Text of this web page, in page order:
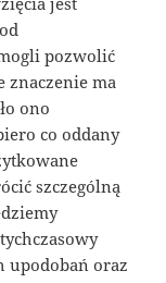
pozwolić
znaczenie ma
ono
co oddany
szczególną
upodobań oraz